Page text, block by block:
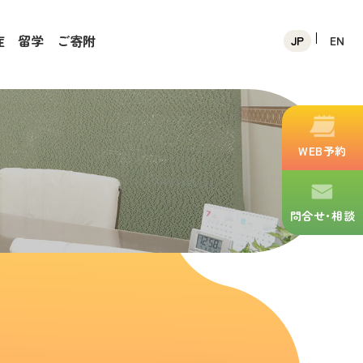
JP EN
WEB予約
問合せ･相談
留学 ご寄附